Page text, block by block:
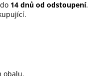
14 dnů od odstoupení.
obalu.